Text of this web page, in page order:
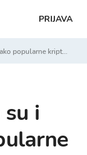
PRIJAVA
kriptovalute?
i